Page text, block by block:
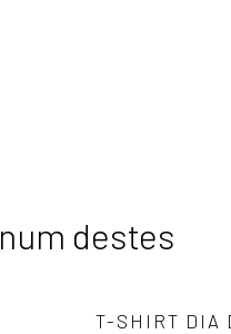
destes
T-SHIRT DIA